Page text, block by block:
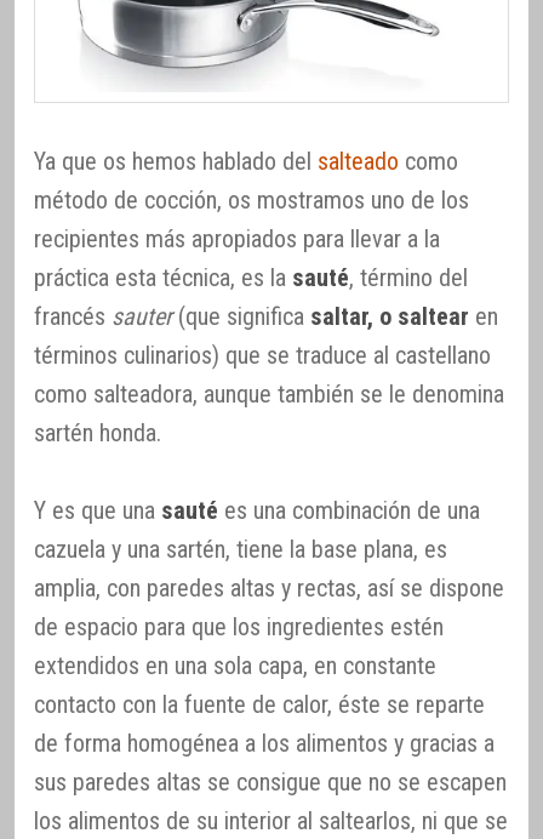
Ya que os hemos hablado del salteado como
método de cocción, os mostramos uno de los
recipientes más apropiados para llevar a la
práctica esta técnica, es la sauté, término del
francés sauter(que significa saltar, o saltear en
términos culinarios) que se traduce al castellano
como salteadora, aunque también se le denomina
sartén honda.
Y es que una sauté es una combinación de una
cazuela y una sartén, tiene la base plana, es
amplia, con paredes altas y rectas, así se dispone
de espacio para que los ingredientes estén
extendidos en una sola capa, en constante
contacto con la fuente de calor, éste se reparte
de forma homogénea a los alimentos y gracias a
sus paredes altas se consigue que no se escapen
los alimentos de su interior al saltearlos, ni que se